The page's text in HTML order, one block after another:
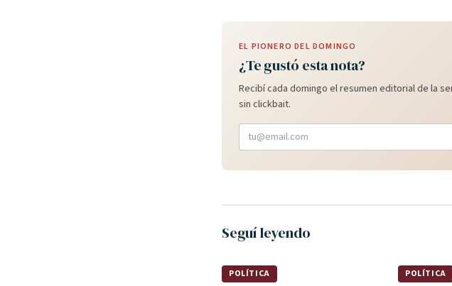
EL PIONERO DEL DOMINGO
¿Te gustó esta nota?
Recibí cada domingo el resumen editorial de la
sin clickbait.
Seguí leyendo
POLÍTICA POLÍTICA